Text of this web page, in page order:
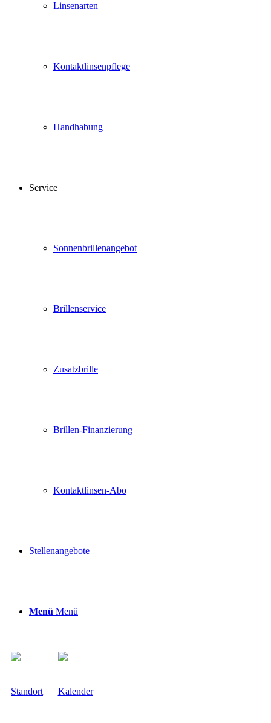
Linsenarten
Kontaktlinsenpflege
Handhabung
Service
Sonnenbrillenangebot
Brillenservice
Zusatzbrille
Brillen-Finanzierung
Kontaktlinsen-Abo
Stellenangebote
Menü Menü